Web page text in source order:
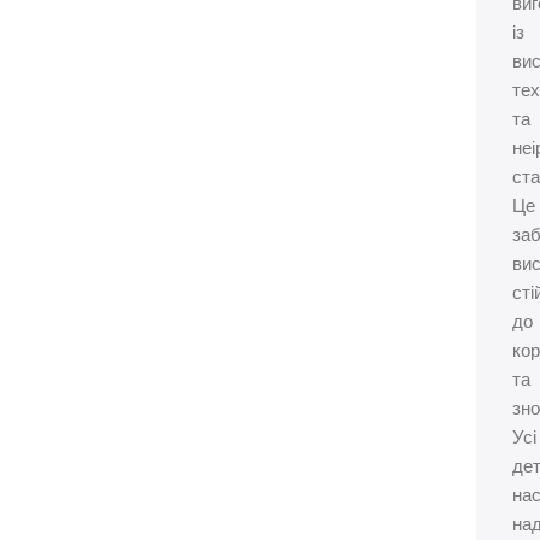
із
та
Це
до
та
Усі